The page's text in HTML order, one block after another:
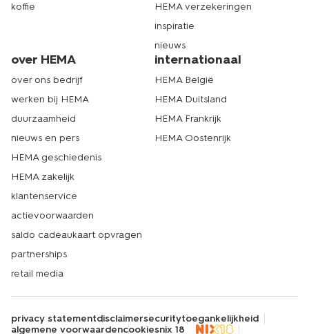
koffie
HEMA verzekeringen
inspiratie
nieuws
over HEMA
over ons bedrijf
werken bij HEMA
duurzaamheid
nieuws en pers
HEMA geschiedenis
HEMA zakelijk
klantenservice
actievoorwaarden
saldo cadeaukaart opvragen
partnerships
retail media
internationaal
HEMA België
HEMA Duitsland
HEMA Frankrijk
HEMA Oostenrijk
privacy statementdisclaimersecuritytoegankelijkheid
algemene voorwaardencookiesnix 18